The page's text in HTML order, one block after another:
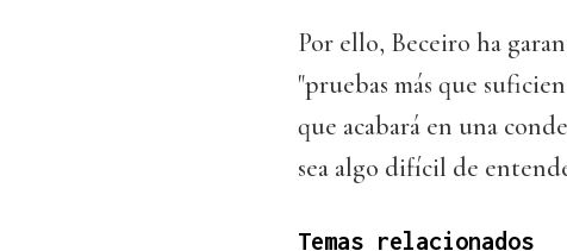
Por ello, Beceiro ha
"pruebas más que
que acabará en una
sea algo difícil de
Temas relacionados